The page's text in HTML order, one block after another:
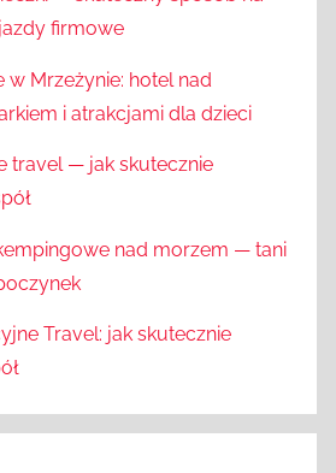
firmowe
w Mrzeżynie: hotel nad
i atrakcjami dla dzieci
travel — jak skutecznie
nad morzem — tani
Travel: jak skutecznie